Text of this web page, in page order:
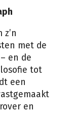
met de
en de
tot
een
en